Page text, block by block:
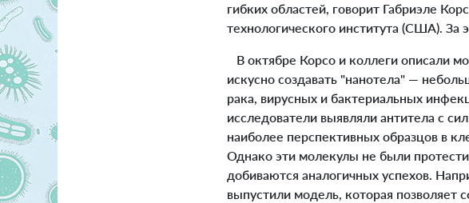
гибких областей, говорит Габриэле
технологического института (США). За
В октябре Корсо и коллеги описали
искусно создавать "нанотела" —
рака, вирусных и бактериальных
исследователи выявляли антитела с
наиболее перспективных образцов в
Однако эти молекулы не были
добиваются аналогичных успехов.
выпустили модель, которая позволяет